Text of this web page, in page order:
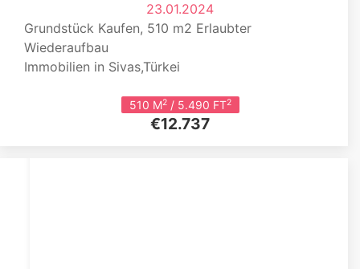
23.01.2024
Grundstück Kaufen, 510 m2 Erlaubter
Wiederaufbau
Immobilien in Sivas,Türkei
510 M2/ 5.490 FT2
€12.737